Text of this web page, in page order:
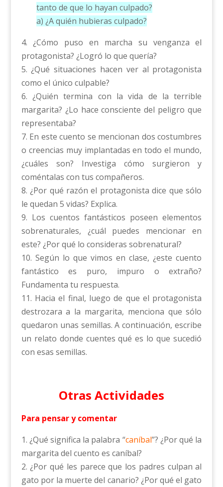
tanto de que lo hayan culpado?
a) ¿A quién hubieras culpado?
4. ¿Cómo puso en marcha su venganza el
protagonista? ¿Logró lo que quería?
5. ¿Qué situaciones hacen ver al protagonista
como el único culpable?
6. ¿Quién termina con la vida de la terrible
margarita? ¿Lo hace consciente del peligro que
representaba?
7. En este cuento se mencionan dos costumbres
o creencias muy implantadas en todo el mundo,
¿cuáles son? Investiga cómo surgieron y
coméntalas con tus compañeros.
8. ¿Por qué razón el protagonista dice que sólo
le quedan 5 vidas? Explica.
9. Los cuentos fantásticos poseen elementos
sobrenaturales, ¿cuál puedes mencionar en
este? ¿Por qué lo consideras sobrenatural?
10. Según lo que vimos en clase, ¿este cuento
fantástico es puro, impuro o extraño?
Fundamenta tu respuesta.
11. Hacia el final, luego de que el protagonista
destrozara a la margarita, menciona que sólo
quedaron unas semillas. A continuación, escribe
un relato donde cuentes qué es lo que sucedió
con esas semillas.
Otras Actividades
Para pensar y comentar
1. ¿Qué significa la palabra “caníbal”? ¿Por qué la
margarita del cuento es caníbal?
2. ¿Por qué les parece que los padres culpan al
gato por la muerte del canario? ¿Por qué el gato